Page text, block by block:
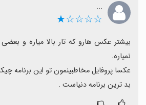
...
☆☆☆☆★
بد ترین برنامه دنیاست .